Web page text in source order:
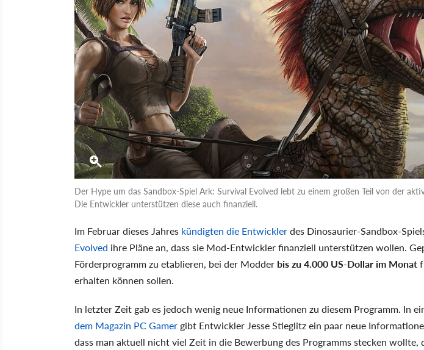
Der Hype um das Sandbox-Spiel Ark: Survival Evolved lebt zu einem großen Teil von der
Die Entwickler unterstützen diese auch finanziell.
Im Februar dieses Jahres kündigten die Entwicklerdes Dinosaurier-Sandbox-
Evolved ihre Pläne an, dass sie Mod-Entwickler finanziell unterstützen wollen.
Förderprogramm zu etablieren, bei der Modder bis zu 4.000 US-Dollar im Monat
erhalten können sollen.
In letzter Zeit gab es jedoch wenig neue Informationen zu diesem Programm. In
dem Magazin PC Gamer gibt Entwickler Jesse Stieglitz ein paar neue
dass man aktuell nicht viel Zeit in die Bewerbung des Programms stecken wollte,